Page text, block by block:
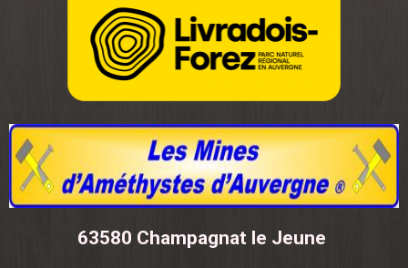
63580 Champagnat le Jeune